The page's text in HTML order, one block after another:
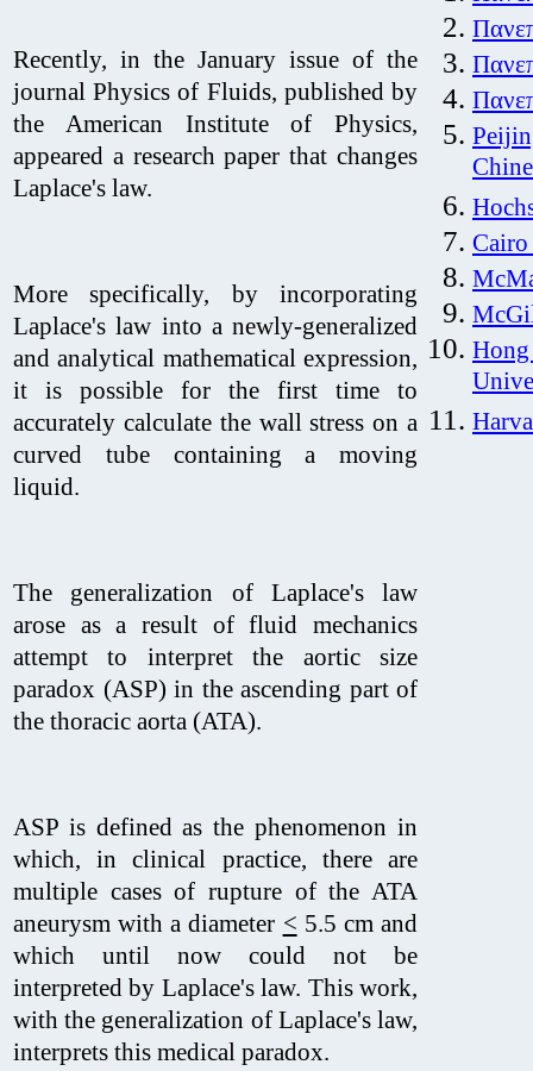
Recently, in the January issue of the
journal Physics of Fluids, published by
the American Institute of Physics,
appeared a research paper that changes
Laplace's law.
More specifically, by incorporating
Laplace's law into a newly-generalized
and analytical mathematical expression,
it is possible for the first time to
accurately calculate the wall stress on a
curved tubecontaining a moving
liquid.
The generalization of Laplace's law
arose as a result of fluid mechanics
attempt to interpret the aortic size
paradox (ASP) in the ascending part of
the thoracic aorta (ATA).
ASP is defined as the phenomenon in
which, in clinical practice, there are
multiple cases of rupture of the ATA
aneurysm with a diameter < 5.5 cm and
which until now could not be
interpreted by Laplace's law. This work,
with the generalization of Laplace's law,
interprets this medical paradox.